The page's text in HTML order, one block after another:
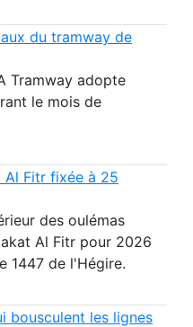
du tramway de
Tramway adopte
le mois de
Al Fitr fixée à 25
des oulémas
Al Fitr pour 2026
1447 de l'Hégire.
bousculent les lignes